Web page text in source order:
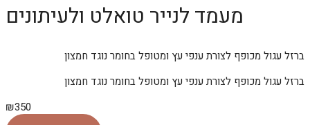
מעמד לנייר טואלט ולעיתונים
ברזל עגול מכופף לצורת ענפי עץ ומטופל בחומר נוגד חמצון
ברזל עגול מכופף לצורת ענפי עץ ומטופל בחומר נוגד חמצון
₪350